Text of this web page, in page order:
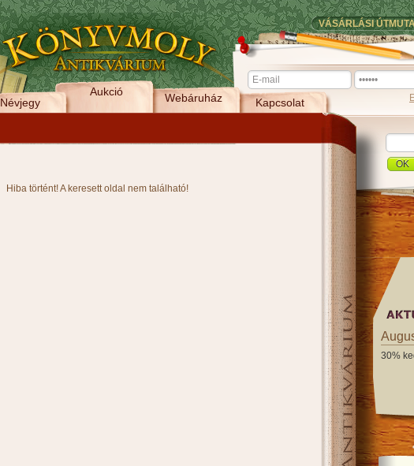
VÁSÁRLÁSI
Névjegy
Aukció Webáruház Kapcsolat
30%
Hiba történt! A keresett oldal nem található!